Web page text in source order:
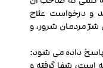
و درخواست علاج
شرّ مردمان شرور، و
پاسخ داده می ‏شود:
است، شفا گرفته و